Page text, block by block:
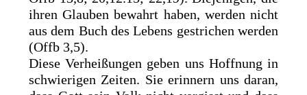
ihren Glauben bewahrt haben, werden nicht
aus dem Buch des Lebens gestrichen werden
(Offb 3,5).
Diese Verheißungen geben uns Hoffnung in
schwierigen Zeiten. Sie erinnern uns daran,